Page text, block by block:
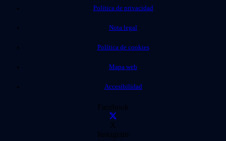
Política de privacidad
Nota legal
Política de cookies
Mapa web
Accesibilidad
Facebook
X
Instagram